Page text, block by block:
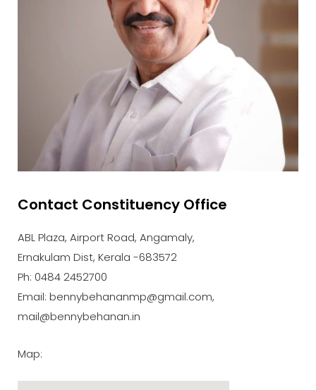
Contact Constituency Office
ABL Plaza, Airport Road, Angamaly,
Ernakulam Dist, Kerala -683572
Ph: 0484 2452700
Email: bennybehananmp@gmail.com,
mail@bennybehanan.in
Map: